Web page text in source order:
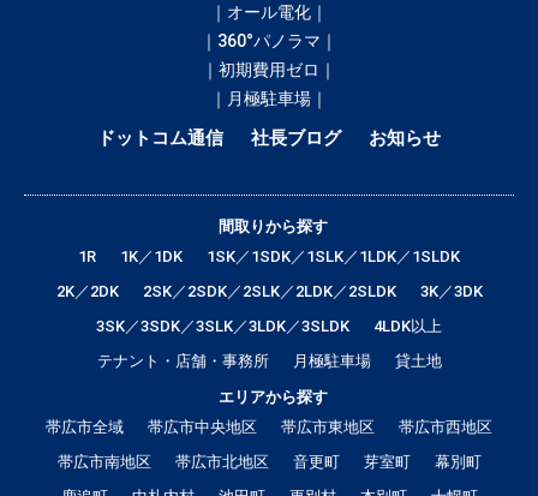
｜オール電化｜
｜360°パノラマ｜
｜初期費用ゼロ｜
｜月極駐車場｜
ドットコム通信 社長ブログ お知らせ
間取りから探す
1R
1K／1DK
1SK／1SDK／1SLK／1LDK／1SLDK
2K／2DK
2SK／2SDK／2SLK／2LDK／2SLDK
3K／3DK
3SK／3SDK／3SLK／3LDK／3SLDK
4LDK以上
テナント・店舗・事務所
月極駐車場
貸土地
エリアから探す
帯広市全域
帯広市中央地区 帯広市東地区
帯広市西地区
帯広市南地区
帯広市北地区 音更町 芽室町
幕別町